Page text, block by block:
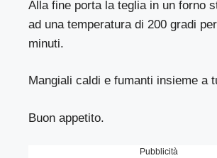
Alla fine porta la teglia in un forno
ad una temperatura di 200 gradi
minuti.
Mangiali caldi e fumanti insieme a
Buon appetito.
Pubblicità